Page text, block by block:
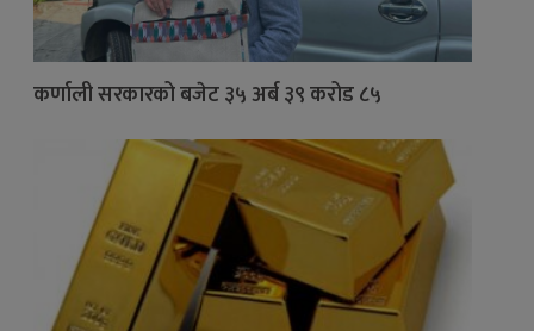
कर्णाली सरकारको बजेट ३५ अर्ब ३९ करोड ८५